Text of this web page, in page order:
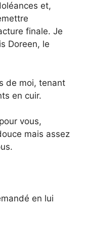
et,
finale. Je
Doreen, le
de moi, tenant
en cuir.
vous,
mais assez
en lui